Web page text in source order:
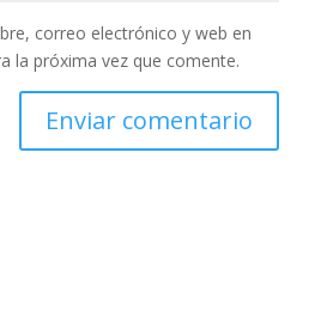
correo electrónico y web en
la próxima vez que comente.